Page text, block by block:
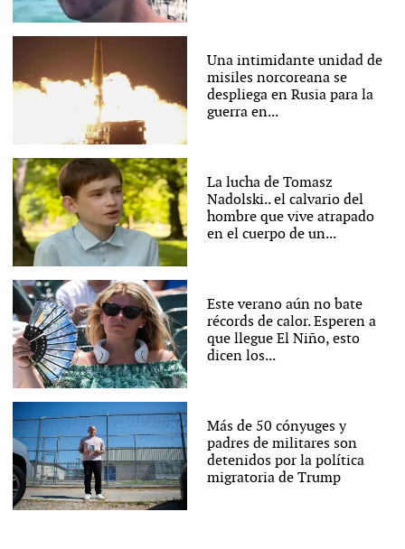
Una intimidante unidad de
misiles norcoreana se
despliega en Rusia para la
guerra en...
La lucha de Tomasz
Nadolski.. el calvario del
hombre que vive atrapado
en el cuerpo de un...
Este verano aún no bate
récords de calor. Esperen a
que llegue El Niño, esto
dicen los...
Más de 50 cónyuges y
padres de militares son
detenidos por la política
migratoria de Trump